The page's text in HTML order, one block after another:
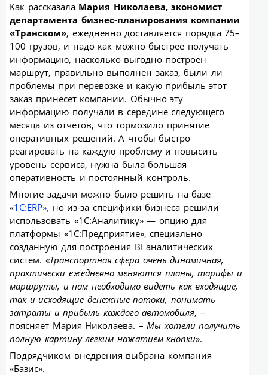
Как рассказала Мария Николаева, экономист
департамента бизнес-планирования компании
«Транском», ежедневно доставляется порядка 75–
100 грузов, и надо как можно быстрее получать
информацию, насколько выгодно построен
маршрут, правильно выполнен заказ, были ли
проблемы при перевозке и какую прибыль этот
заказ принесет компании. Обычно эту
информацию получали в середине следующего
месяца из отчетов, что тормозило принятие
оперативных решений. А чтобы быстро
реагировать на каждую проблему и повысить
уровень сервиса, нужна была большая
оперативность и постоянный контроль.
Многие задачи можно было решить на базе
«1С:ERP», но из-за специфики бизнеса решили
использовать «1С:Аналитику» — опцию для
платформы «1С:Предприятие», специально
созданную для построения BI аналитических
систем. «Транспортная сфера очень динамичная,
практически ежедневно меняются планы, тарифы и
маршруты, и нам необходимо видеть как входящие,
так и исходящие денежные потоки, понимать
затраты и прибыль каждого автомобиля, –
поясняет Мария Николаева. – Мы хотели получить
полную картину легким нажатием кнопки».
Подрядчиком внедрения выбрана компания
«Базис».